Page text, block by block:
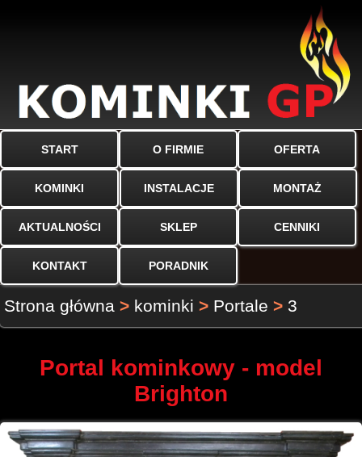
START O FIRMIE OFERTA
KOMINKI INSTALACJE MONTAŻ
AKTUALNOŚCI SKLEP CENNIKI
KONTAKT PORADNIK
Strona główna > kominki > Portale > 3
Portal kominkowy - model
Brighton